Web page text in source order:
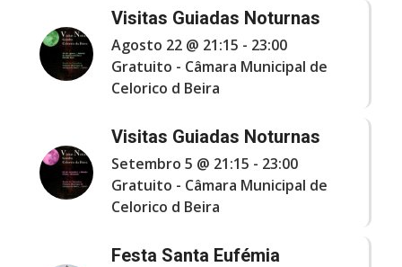
Visitas Guiadas Noturnas
Agosto 22 @ 21:15 - 23:00
Gratuito - Câmara Municipal de
Celorico d Beira
Visitas Guiadas Noturnas
Setembro 5 @ 21:15 - 23:00
Gratuito - Câmara Municipal de
Celorico d Beira
Festa Santa Eufémia